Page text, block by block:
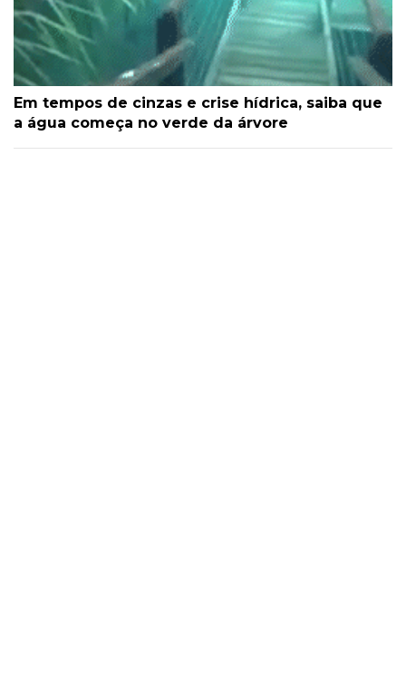
Em tempos de cinzas e crise hídrica, saiba que
a água começa no verde da árvore